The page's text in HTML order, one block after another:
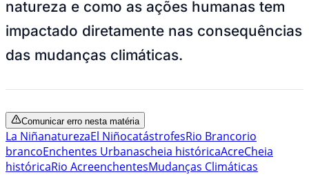
natureza e como as ações humanas tem
impactado diretamente nas consequências
das mudanças climáticas.
Comunicar erro nesta matéria
La NiñanaturezaEl NiñocatástrofesRio Brancorio
brancoEnchentes Urbanascheia históricaAcreCheia
históricaRio AcreenchentesMudanças Climáticas